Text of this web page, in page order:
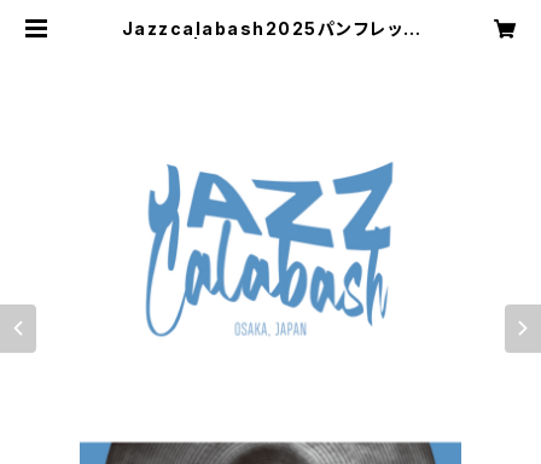
Jazzcalabash2025パンフレット